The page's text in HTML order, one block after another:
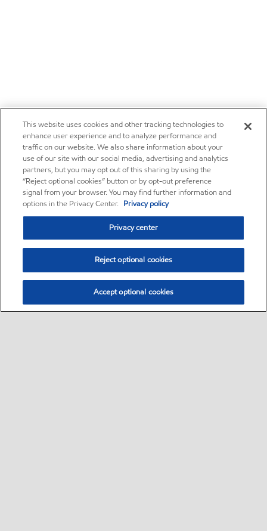
This website uses cookies and other tracking technologies to
enhance user experience and to analyze performance and
traffic on our website. We also share information about your
use of our site with our social media, advertising and analytics
partners, but you may opt out of this sharing by using the
“Reject optional cookies” button or by opt-out preference
signal from your browser. You may find further information and
options in the Privacy Center. Privacy policy
Privacy center
Reject optional cookies
Accept optional cookies